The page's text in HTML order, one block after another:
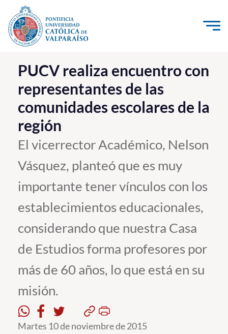
Click acá para ir directamente al contenido
La Universidad
Investigación, Creación e Innovación
PUCV Internacional
Vinculación con el Medio
Admisión
Pregrado
Postgrado
Formación Continua
Estudiantes
Académicos
Funcionarios
Alumni
PUCV realiza encuentro con
representantes de las
comunidades escolares de la
región
El vicerrector Académico, Nelson
Vásquez, planteó que es muy
importante tener vínculos con los
establecimientos educacionales,
considerando que nuestra Casa
de Estudios forma profesores por
más de 60 años, lo que está en su
misión.
Martes 10 de noviembre de 2015